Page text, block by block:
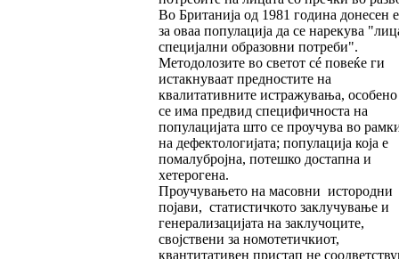
Во Британија од 1981 година донесен
за оваа популација да се нарекува
специјални образовни потреби".
Методолозите во светот сé повеќе ги
истакнуваат предностите на
квалитативните истражувања, особено
се има предвид специфичноста на
популацијата што се проучува во
на дефектологијата; популација која е
помалубројна, потешко достапна и
хетерогена.
Проучувањето на масовни истородни
појави, статистичкото заклучување и
генерализацијата на заклучоците,
својствени за номотетичкиот,
квантитативен пристап не